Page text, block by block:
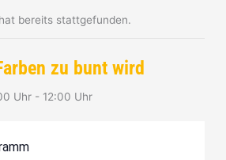
bereits stattgefunden.
zu bunt wird
Uhr - 12:00 Uhr